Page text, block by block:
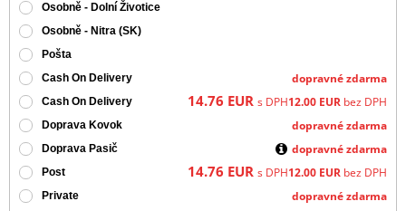
Osobně - Dolní Životice
Osobně - Nitra (SK)
Pošta
Cash On Delivery
dopravné zdarma
Cash On Delivery 12.00 EUR bez DPH
14.76 EUR s DPH
Doprava Kovok dopravné zdarma
Doprava Pasič dopravné zdarma
Post 12.00 EUR bez DPH
14.76 EUR s DPH
Private dopravné zdarma